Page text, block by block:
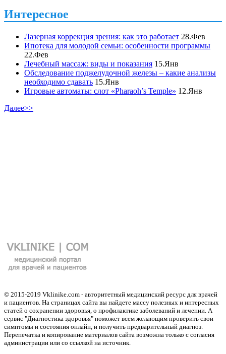
Интересное
Лазерная коррекция зрения: как это работает 28.Фев
Ипотека для молодой семьи: особенности программы
22.Фев
Лечебный массаж: виды и показания 15.Янв
Обследование поджелудочной железы – какие анализы
необходимо сдавать 15.Янв
Игровые автоматы: слот «Pharaoh’s Temple» 12.Янв
Далее>>
© 2015-2019 Vklinike.com - авторитетный медицинский ресурс для врачей
и пациентов. На страницах сайта вы найдете массу полезных и интересных
статей о сохранении здоровья, о профилактике заболеваний и лечении. А
сервис "Диагностика здоровья" поможет всем желающим проверить свои
симптомы и состояния онлайн, и получить предварительный диагноз.
Перепечатка и копирование материалов сайта возможна только с согласия
администрации или со ссылкой на источник.